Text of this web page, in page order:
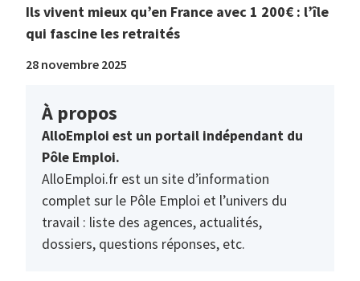
Ils vivent mieux qu’en France avec 1 200€ : l’île
qui fascine les retraités
28 novembre 2025
À propos
AlloEmploi est un portail indépendant du
Pôle Emploi.
AlloEmploi.fr est un site d’information
complet sur le Pôle Emploi et l’univers du
travail : liste des agences, actualités,
dossiers, questions réponses, etc.